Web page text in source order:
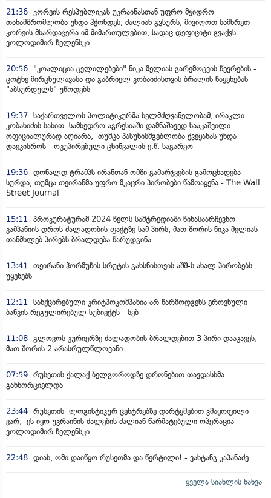
21:36
კორეის რესპუბლიკას უკრაინასთან უფრო მჭიდრო
თანამშრომლობა უნდა ჰქონდეს, ძალიან გვსურს, მივიღოთ სამხრეთ
კორეის მხარდაჭერა იმ მიმართულებით, სადაც დეფიციტი გვაქვს -
ვოლოდიმირ ზელენსკი
20:56
"კოალიცია ცვლილებები" ნიკა მელიას გარემოცვის წევრების -
ცოტნე მირცხულავასა და გაბრიელ კობაიძისთვის ბრალის წაყენებას
"აბსურდულს" უწოდებს
19:37 საქართველოს პოლიტიკურმა ხელმძღვანელობამ, ირაკლი
კობახიძის სახით სამხედრო აგრესიაში დამნაშავედ სააკაშვილი
ოფიციალურად აღიარა, თუმცა პასუხისმგებლობა ქვეყანას უნდა
დაეკისროს - ოკუპირებული ცხინვალის ე.წ. საგარეო
19:36 დონალდ ტრამპს ირანთან ომში გამარჯვების გამოცხადება
სურდა, თუმცა თეირანმა უფრო მკაცრი პირობები წამოაყენა - The Wall
Street Journal
15:11
პროკურატურამ 2024 წელს სამტრედიაში წინასაარჩევნო
კამპანიის დროს ძალადობის ფაქტზე სამ პირს, მათ შორის ნიკა მელიას
თანმხლებ პირებს ბრალდება წარუდგინა
13:41
თეირანი ჰორმუზის სრუტის გახსნისთვის აშშ-ს ახალ პირობებს
უყენებს
12:11
სანქცირებული კრიტპოკომპანია არ წარმოდგენს ეროვნული
ბანკის რეგულირებულ სუბიექტს - სებ
11:08 გლოვოს კურიერზე ძალადობის ბრალდებით 3 პირი დააკავეს,
მათ შორის 2 არასრულწლოვანი
07:59 რუსეთის ქალაქ ბელგოროდზე დრონებით თავდასხმა
განხორციელდა
23:44 რუსეთის ლოგისტიკურ ცენტრებზე დარტყმებით კმაყოფილი
ვარ, ეს იყო უკრაინის ძალების ძალიან წარმატებული ოპერაცია -
ვოლოდიმირ ზელენსკი
22:48 დიახ, ომი დაიწყო რუსეთმა და წერტილი! - ვახტანგ კაპანაძე
ყველა სიახლის ნახვა